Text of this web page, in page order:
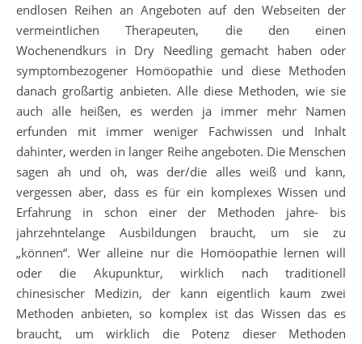
endlosen Reihen an Angeboten auf den Webseiten der
vermeintlichen Therapeuten, die den einen
Wochenendkurs in Dry Needling gemacht haben oder
symptombezogener Homöopathie und diese Methoden
danach großartig anbieten. Alle diese Methoden, wie sie
auch alle heißen, es werden ja immer mehr Namen
erfunden mit immer weniger Fachwissen und Inhalt
dahinter, werden in langer Reihe angeboten. Die Menschen
sagen ah und oh, was der/die alles weiß und kann,
vergessen aber, dass es für ein komplexes Wissen und
Erfahrung in schon einer der Methoden jahre- bis
jahrzehntelange Ausbildungen braucht, um sie zu
„können“. Wer alleine nur die Homöopathie lernen will
oder die Akupunktur, wirklich nach traditionell
chinesischer Medizin, der kann eigentlich kaum zwei
Methoden anbieten, so komplex ist das Wissen das es
braucht, um wirklich die Potenz dieser Methoden